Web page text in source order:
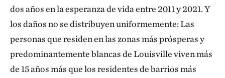
dos años en la esperanza de vida entre 2011 y 2021. Y
los daños no se distribuyen uniformemente: Las
personas que residen en las zonas más prósperas y
predominantemente blancas de Louisville viven más
de 15 años más que los residentes de barrios más